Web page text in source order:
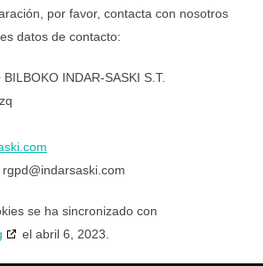
por favor, contacta con nosotros
datos de contacto:
INDAR-SASKI S.T.
rgpd@indarsaski.com
se ha sincronizado con
el abril 6, 2023.